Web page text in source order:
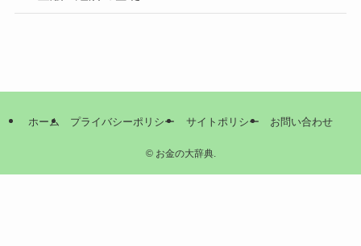
ホーム プライバシーポリシー サイトポリシー お問い合わせ
©お金の大辞典.